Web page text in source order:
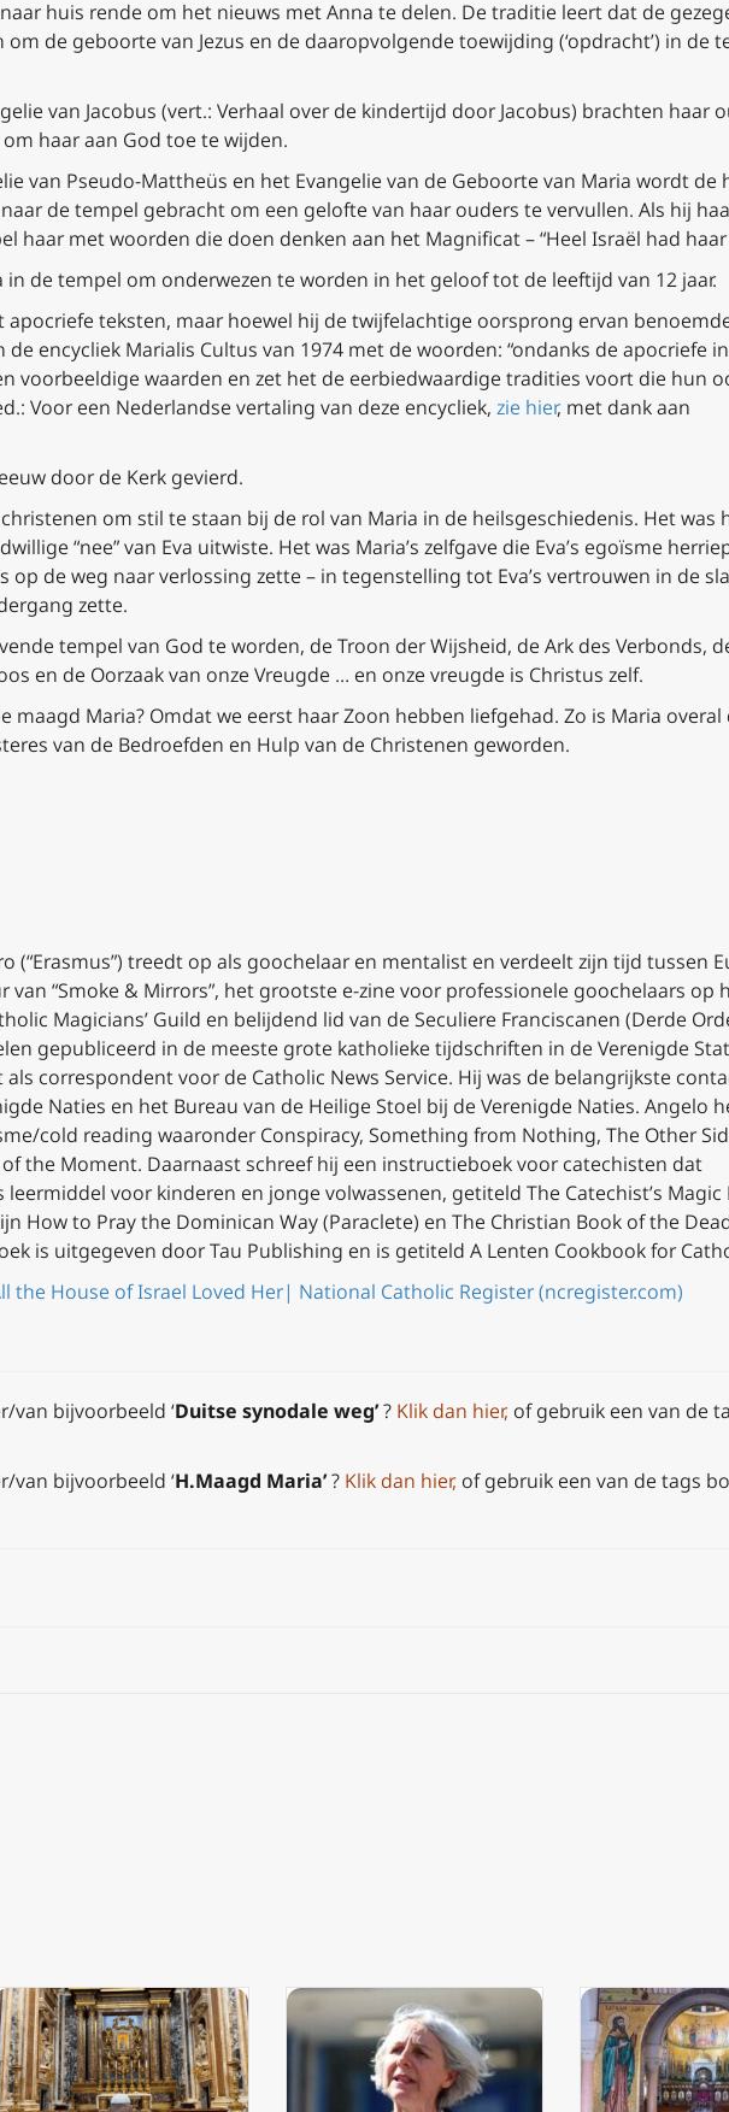
huis rende om het nieuws met Anna te delen. De traditie leert dat de
de geboorte van Jezus en de daaropvolgende toewijding (‘opdracht’) in de
van Jacobus (vert.: Verhaal over de kindertijd door Jacobus) brachten haar
haar aan God toe te wijden.
van Pseudo-Mattheüs en het Evangelie van de Geboorte van Maria wordt de
de tempel gebracht om een gelofte van haar ouders te vervullen. Als hij
haar met woorden die doen denken aan het Magnificat– “Heel Israël had haar
de tempel om onderwezen te worden in het geloof tot de leeftijd van 12 jaar.
teksten, maar hoewel hij de twijfelachtige oorsprong ervan
de encycliek Marialis Cultus van 1974 met de woorden: “ondanks de apocriefe
voorbeeldige waarden en zet het de eerbiedwaardige tradities voort die hun
Voor een Nederlandse vertaling van deze encycliek, zie hier, met dank aan
door de Kerk gevierd.
om stil te staan bij de rol van Maria in de heilsgeschiedenis. Het was
“nee” van Eva uitwiste. Het was Maria’s zelfgave die Eva’s egoïsme
op de weg naar verlossing zette – in tegenstelling tot Eva’s vertrouwen in de
zette.
tempel van God te worden, de Troon der Wijsheid, de Ark des Verbonds,
en de Oorzaak van onze Vreugde … en onze vreugde is Christus zelf.
maagd Maria? Omdat we eerst haar Zoon hebben liefgehad. Zo is Maria overal
van de Bedroefden en Hulp van de Christenen geworden.
(“Erasmus”) treedt op als goochelaar en mentalist en verdeelt zijn tijd tussen
van “Smoke & Mirrors”, het grootste e-zine voor professionele goochelaars op
Magicians’ Guild en belijdend lid van de Seculiere Franciscanen (Derde
gepubliceerd in de meeste grote katholieke tijdschriften in de Verenigde
correspondent voor de Catholic News Service. Hij was de belangrijkste
Naties en het Bureau van de Heilige Stoel bij de Verenigde Naties. Angelo
cold reading waaronderConspiracy, Something from Nothing, The Other
the Moment. Daarnaast schreef hij een instructieboek voor catechisten dat
voor kinderen en jonge volwassenen, getiteld The Catechist’s Magic
How to Pray the Dominican Way(Paraclete) en The Christian Book of the
is uitgegeven door Tau Publishing en is getiteld A Lenten Cookbook for
the House of Israel Loved Her| National Catholic Register (ncregister.com)
van bijvoorbeeld ‘Duitse synodale weg’? Klik dan hier, of gebruik een van de
van bijvoorbeeld ‘H.Maagd Maria’? Klik dan hier, of gebruik een van de tags